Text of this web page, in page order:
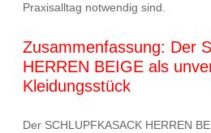
Praxisalltag notwendig sind.
Zusammenfassung: Der
HERREN BEIGE als
Kleidungsstück
Der SCHLUPFKASACK HERREN